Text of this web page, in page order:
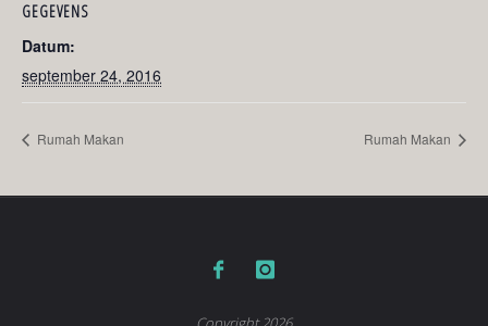
GEGEVENS
Datum:
september 24, 2016
Rumah Makan Rumah Makan